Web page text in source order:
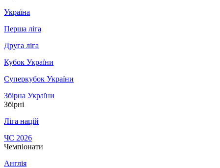
Україна
Перша ліга
Друга ліга
Кубок України
Суперкубок України
Збірна України
Збірні
Ліга націй
ЧС 2026
Чемпіонати
Англія